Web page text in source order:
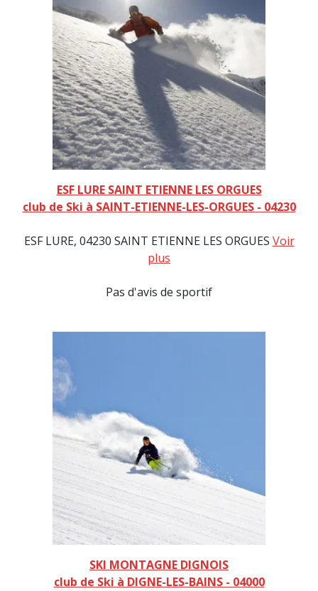
ESF LURE SAINT ETIENNE LES ORGUES
club de Ski à SAINT-ETIENNE-LES-ORGUES - 04230
ESF LURE, 04230 SAINT ETIENNE LES ORGUES Voir
plus
Pas d'avis de sportif
SKI MONTAGNE DIGNOIS
club de Ski à DIGNE-LES-BAINS - 04000